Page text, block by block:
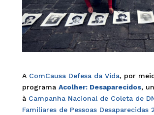
A ComCausa Defesa da Vida, por
programa Acolher: Desaparecidos,
à Campanha Nacional de Coleta de
Familiares de Pessoas Desaparecidas